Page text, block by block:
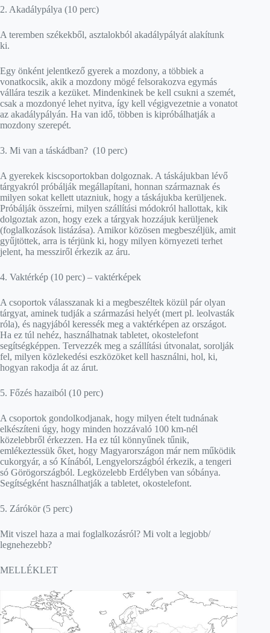
2. Akadálypálya (10 perc)
A teremben székekből, asztalokból akadálypályát alakítunk
ki.
Egy önként jelentkező gyerek a mozdony, a többiek a
vonatkocsik, akik a mozdony mögé felsorakozva egymás
vállára teszik a kezüket. Mindenkinek be kell csukni a szemét,
csak a mozdonyé lehet nyitva, így kell végigvezetnie a vonatot
az akadálypályán. Ha van idő, többen is kipróbálhatják a
mozdony szerepét.
3. Mi van a táskádban? (10 perc)
A gyerekek kiscsoportokban dolgoznak. A táskájukban lévő
tárgyakról próbálják megállapítani, honnan származnak és
milyen sokat kellett utazniuk, hogy a táskájukba kerüljenek.
Próbálják összeírni, milyen szállítási módokról hallottak, kik
dolgoztak azon, hogy ezek a tárgyak hozzájuk kerüljenek
(foglalkozások listázása). Amikor közösen megbeszéljük, amit
gyűjtöttek, arra is térjünk ki, hogy milyen környezeti terhet
jelent, ha messziről érkezik az áru.
4. Vaktérkép (10 perc) – vaktérképek
A csoportok válasszanak ki a megbeszéltek közül pár olyan
tárgyat, aminek tudják a származási helyét (mert pl. leolvasták
róla), és nagyjából keressék meg a vaktérképen az országot.
Ha ez túl nehéz, használhatnak tabletet, okostelefont
segítségképpen. Tervezzék meg a szállítási útvonalat, sorolják
fel, milyen közlekedési eszközöket kell használni, hol, ki,
hogyan rakodja át az árut.
5. Főzés hazaiból (10 perc)
A csoportok gondolkodjanak, hogy milyen ételt tudnának
elkészíteni úgy, hogy minden hozzávaló 100 km-nél
közelebbről érkezzen. Ha ez túl könnyűnek tűnik,
emlékeztessük őket, hogy Magyarországon már nem működik
cukorgyár, a só Kínából, Lengyelországból érkezik, a tengeri
só Görögországból. Legközelebb Erdélyben van sóbánya.
Segítségként használhatják a tabletet, okostelefont.
5. Zárókör (5 perc)
Mit viszel haza a mai foglalkozásról? Mi volt a legjobb/
legnehezebb?
MELLÉKLET